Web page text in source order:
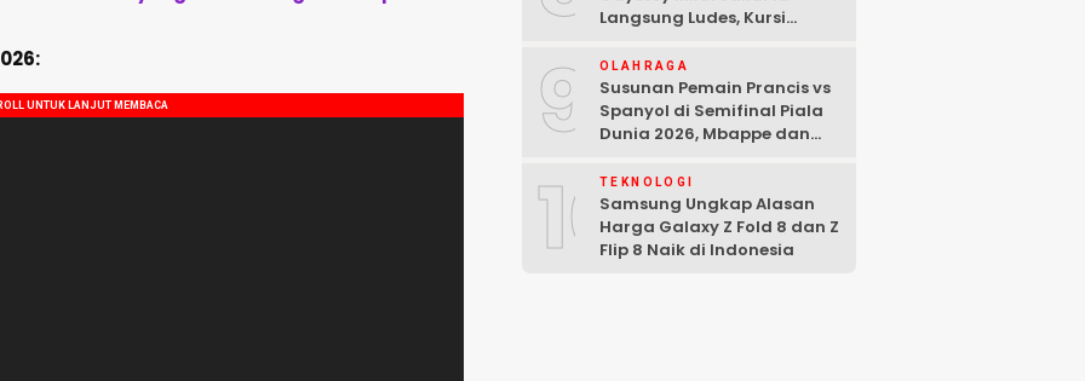
Langsung Ludes, Kursi
9 OLAHRAGA
Susunan Pemain Prancis vs
Spanyol di Semifinal Piala
Dunia 2026, Mbappe dan
10TEKNOLOGI
Samsung Ungkap Alasan
Harga Galaxy Z Fold 8 dan Z
Flip 8 Naik di Indonesia